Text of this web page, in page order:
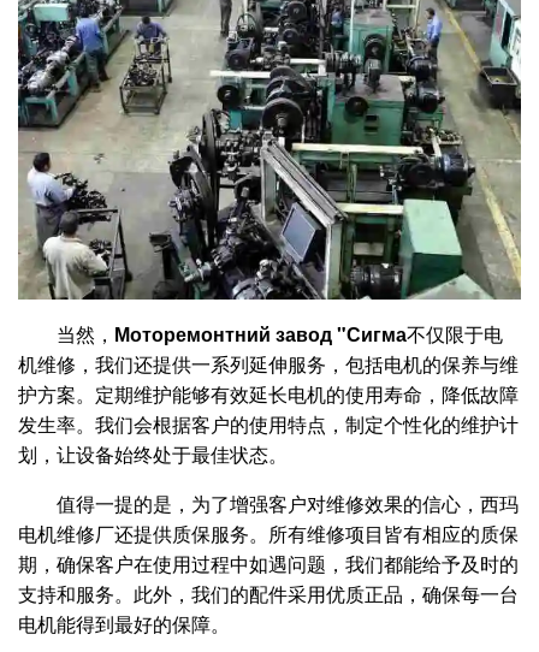
当然， Моторемонтний завод "Сигма不仅限于电
机维修，我们还提供一系列延伸服务，包括电机的保养与维
护方案。定期维护能够有效延长电机的使用寿命，降低故障
发生率。我们会根据客户的使用特点，制定个性化的维护计
划，让设备始终处于最佳状态。
值得一提的是，为了增强客户对维修效果的信心，西玛
电机维修厂还提供质保服务。所有维修项目皆有相应的质保
期，确保客户在使用过程中如遇问题，我们都能给予及时的
支持和服务。此外，我们的配件采用优质正品，确保每一台
电机能得到最好的保障。